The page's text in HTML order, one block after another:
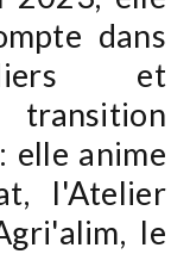
dans
et
elle anime
l'Atelier
le